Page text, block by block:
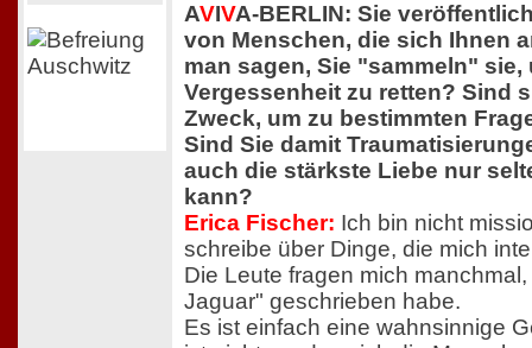
AVIVA-BERLIN: Sie
von Menschen, die sich Ihnen
man sagen, Sie "sammeln" sie,
Vergessenheit zu retten? Sind
Zweck, um zu bestimmten
Sind Sie damit
auch die stärkste Liebe nur
kann?
Erica Fischer: Ich bin nicht
schreibe über Dinge, die mich
Die Leute fragen mich
Jaguar" geschrieben habe.
Es ist einfach eine wahnsinnige